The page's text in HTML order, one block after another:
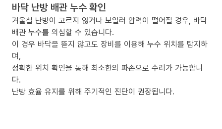
바닥 난방 배관 누수 확인
겨울철 난방이 고르지 않거나 보일러 압력이 떨어질 경우, 바닥
배관 누수를 의심할 수 있습니다.
이 경우 바닥을 뜯지 않고도 장비를 이용해 누수 위치를 탐지하
며,
정확한 위치 확인을 통해 최소한의 파손으로 수리가 가능합니
다.
난방 효율 유지를 위해 주기적인 진단이 권장됩니다.